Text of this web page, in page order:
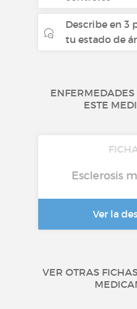
Describe en 3
tu estado de
ESTE
Esclerosis
Ver la
VER OTRAS